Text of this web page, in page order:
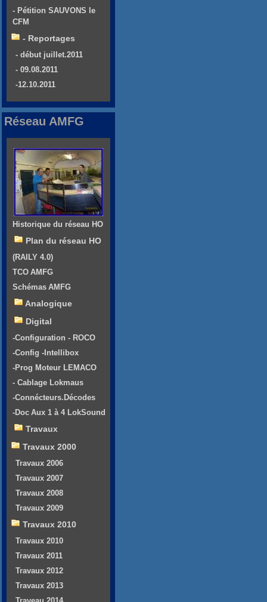
- Pétition SAUVONS le
CFM
- Reportages
- début juillet.2011
- 09.08.2011
-12.10.2011
Réseau AMFG
Historique du réseau HO
Plan du réseau HO
(RAILY 4.0)
TCO AMFG
Schémas AMFG
Analogique
Digital
-Configuration - ROCO
-Config -Intellibox
-Prog Moteur LEMACO
- Cablage Lokmaus
-Connécteurs.Décodes
-Doc Aux 1 à 4 LokSound
Travaux
Travaux 2000
Travaux 2006
Travaux 2007
Travaux 2008
Travaux 2009
Travaux 2010
Travaux 2010
Travaux 2011
Travaux 2012
Travaux 2013